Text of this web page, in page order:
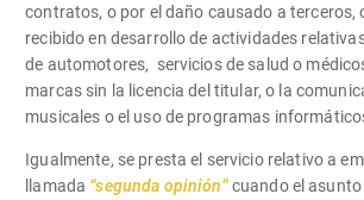
contratos, o por el daño causado a terceros,
recibido en desarrollo de actividades
de automotores, servicios de salud o
marcas sin la licencia del titular, o la
musicales o el uso de programas
Igualmente, se presta el servicio relativo a
llamada “segunda opinión”cuando el asunto